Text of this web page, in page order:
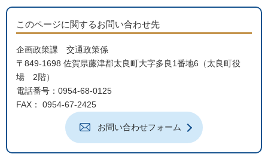
このページに関するお問い合わせ先
企画政策課 交通政策係
〒849-1698 佐賀県藤津郡太良町大字多良1番地6（太良町役
場 2階）
電話番号：0954-68-0125
FAX： 0954-67-2425
お問い合わせフォーム